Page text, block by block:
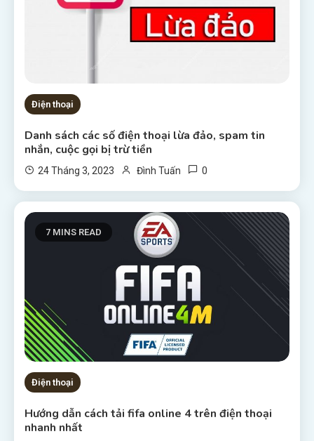
Điện thoại
Danh sách các số điện thoại lừa đảo, spam tin
nhắn, cuộc gọi bị trừ tiền
24 Tháng 3, 2023 Đình Tuấn 0
7 MINS READ
Điện thoại
Hướng dẫn cách tải fifa online 4 trên điện thoại
nhanh nhất